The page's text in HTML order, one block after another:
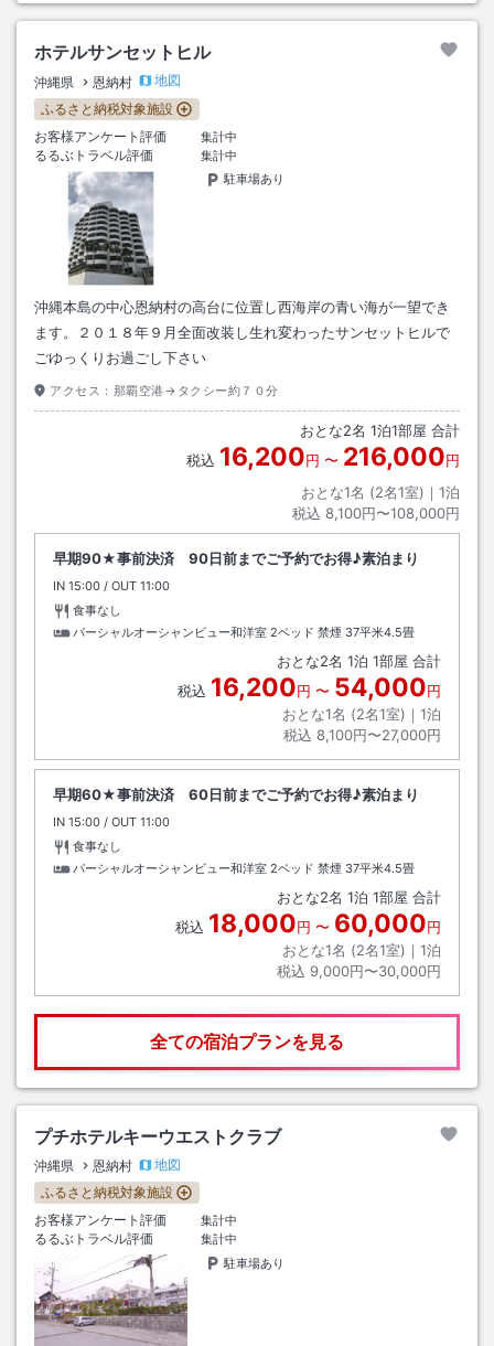
ホテルサンセットヒル
沖縄県 恩納村
地図
ふるさと納税対象施設
お客様アンケート評価
集計中
るるぶトラベル評価
集計中
駐車場あり
沖縄本島の中心恩納村の高台に位置し西海岸の青い海が一望でき
ます。２０１８年９月全面改装し生れ変わったサンセットヒルで
ごゆっくりお過ごし下さい
アクセス： 那覇空港→タクシー約７０分
おとな2名 1泊1部屋 合計
税込 16,200円 〜 216,000円
おとな1名 (2名1室)｜ 1泊
税込 8,100円〜108,000円
早期90★事前決済 90日前までご予約でお得♪素泊まり
IN チェックイン
15:00 / OUT チェックアウト
11:00
食事なし
パーシャルオーシャンビュー和洋室 2ベッド 禁煙 37平米4.5畳
おとな2名 1泊 1部屋 合計
税込 16,200円 〜 54,000円
おとな1名 (2名1室)｜ 1泊
税込 8,100円〜27,000円
早期60★事前決済 60日前までご予約でお得♪素泊まり
IN チェックイン
15:00 / OUT チェックアウト
11:00
食事なし
パーシャルオーシャンビュー和洋室 2ベッド 禁煙 37平米4.5畳
おとな2名 1泊 1部屋 合計
税込 18,000円 〜 60,000円
おとな1名 (2名1室)｜ 1泊
税込 9,000円〜30,000円
全ての宿泊プランを見る
プチホテルキーウエストクラブ
沖縄県 恩納村
地図
ふるさと納税対象施設
お客様アンケート評価
集計中
るるぶトラベル評価
集計中
駐車場あり